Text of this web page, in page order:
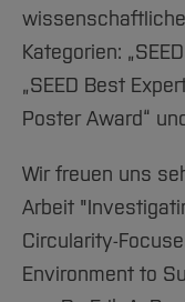
Kategorien:
„SEED Best
Poster Award“
Wir freuen uns
Arbeit
Circularity-
Environment to